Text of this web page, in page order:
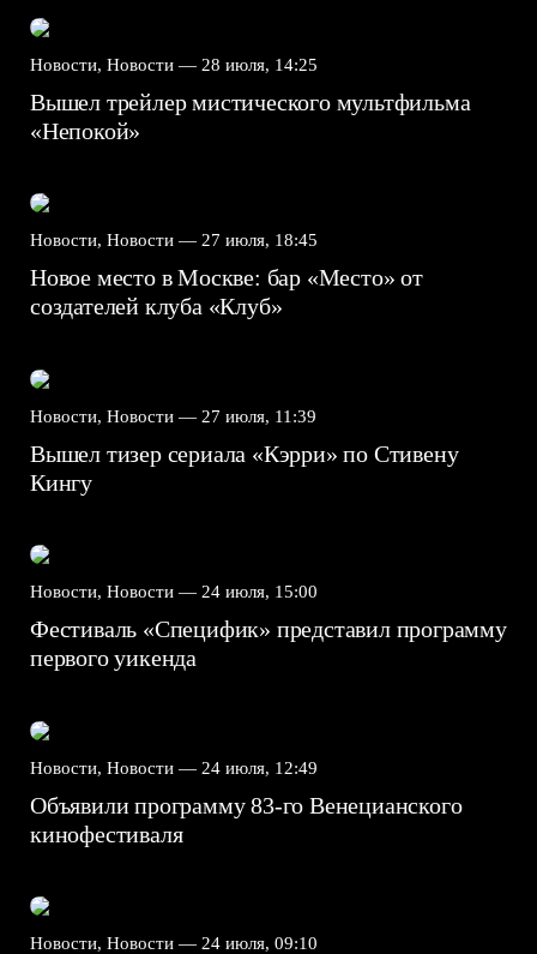
Новости, Новости — 28 июля, 14:25
Вышел трейлер мистического мультфильма
«Непокой»
Новости, Новости — 27 июля, 18:45
Новое место в Москве: бар «Место» от
создателей клуба «Клуб»
Новости, Новости — 27 июля, 11:39
Вышел тизер сериала «Кэрри» по Стивену
Кингу
Новости, Новости — 24 июля, 15:00
Фестиваль «Специфик» представил программу
первого уикенда
Новости, Новости — 24 июля, 12:49
Объявили программу 83-го Венецианского
кинофестиваля
Новости, Новости — 24 июля, 09:10